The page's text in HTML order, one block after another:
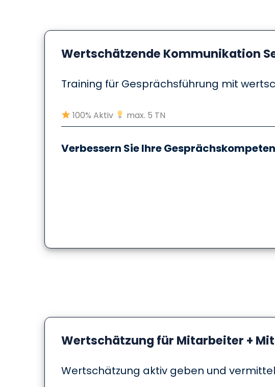
Wertschätzende Kommunikation
Training für Gesprächsführung mit
100% Aktiv max. 5 TN
Verbessern Sie Ihre
Wertschätzung für Mitarbeiter +
Wertschätzung aktiv geben und